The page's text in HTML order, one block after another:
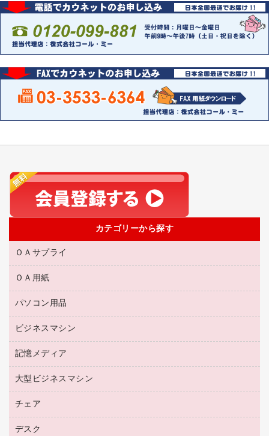
カテゴリーから探す
ＯＡサプライ
互換インクカートリッジ
リサイクルトナー（リターン方式）
リサイクルトナー（プール方式）
リサイクルインクカートリッジ
プリンタ用リボン
トナーカートリッジ
コピートナー
インクカートリッジ
ＯＡ用紙
名刺用紙
帳票用紙／フォーム用紙
ワープロ用紙
ラベル用紙
プロッター用紙
ハガキ用紙
その他コピー用紙・プリンタ用紙
パソコン用品
パソコン周辺機器
各種ケーブル
マウスパッド
マウス
パソコンバッグ／収納用品
ビジネスマシン
電話機
レーザープリンタ／複合機
メモリーカード
プロジェクタ
ファクシミリ
記憶メディア
ブルーレイディスク
ＣＤ－ＲＷ
大型ビジネスマシン
プリンタ
チェア
応接イス・ベンチ
デスク